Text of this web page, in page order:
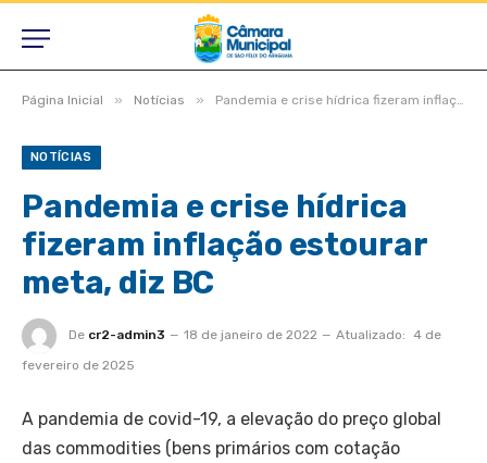
Página Inicial » Notícias » Pandemia e crise hídrica fizeram inflação estourar meta, diz BC
NOTÍCIAS
Pandemia e crise hídrica
fizeram inflação estourar
meta, diz BC
De cr2-admin3 18 de janeiro de 2022 Atualizado: 4 de
fevereiro de 2025
A pandemia de covid-19, a elevação do preço global
das commodities (bens primários com cotação